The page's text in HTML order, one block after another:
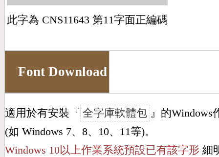
此字為 CNS11643 第11字面正編碼
Font Download
適用於有安裝『 全字庫軟體包 』的Windows
(如 Windows 7、8、10、11等)。
Windows 10以上作業系統預設已有該字形 細